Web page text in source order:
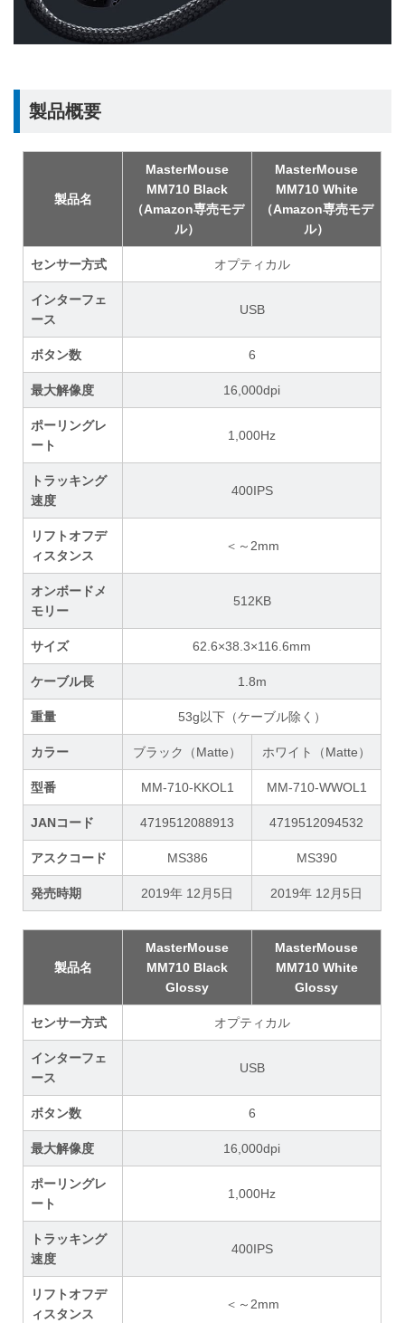
製品概要
製品名
MasterMouse
MM710 Black
（Amazon専売モデ
ル）
MasterMouse
MM710 White
（Amazon専売モデ
ル）
センサー方式 オプティカル
インターフェ
ース
USB
ボタン数 6
最大解像度 16,000dpi
ポーリングレ
ート
1,000Hz
トラッキング
速度
400IPS
リフトオフデ
ィスタンス
＜～2mm
オンボードメ
モリー
512KB
サイズ 62.6×38.3×116.6mm
ケーブル長 1.8m
重量 53g以下（ケーブル除く）
カラー ブラック（Matte） ホワイト（Matte）
型番 MM-710-KKOL1 MM-710-WWOL1
JANコード 4719512088913 4719512094532
アスクコード MS386 MS390
発売時期 2019年 12月5日 2019年 12月5日
製品名
MasterMouse
MM710 Black
Glossy
MasterMouse
MM710 White
Glossy
センサー方式 オプティカル
インターフェ
ース
USB
ボタン数 6
最大解像度 16,000dpi
ポーリングレ
ート
1,000Hz
トラッキング
速度
400IPS
リフトオフデ
ィスタンス
＜～2mm